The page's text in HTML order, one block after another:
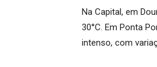
Na Capital, em
30°C. Em Ponta
intenso, com